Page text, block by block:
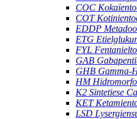
COC
COT
EDDP
ETG
FYL
GAB
GHB Gamma-
HM
K2 Sintetiese
KET
LSD